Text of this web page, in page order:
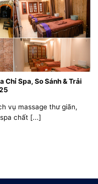
Chỉ Spa, So Sánh & Trải
vụ massage thư giãn,
chất [...]